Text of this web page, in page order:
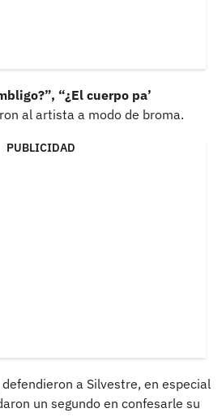
“¿El cuerpo pa’
al artista a modo de broma.
PUBLICIDAD
a Silvestre, en especial
un segundo en confesarle su